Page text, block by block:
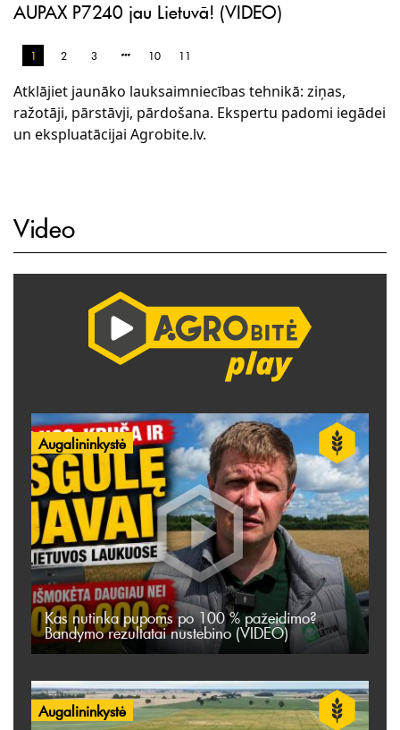
AUPAX P7240 jau Lietuvā! (VIDEO)
1 2 3 10 11
Atklājiet jaunāko lauksaimniecības tehnikā: ziņas,
ražotāji, pārstāvji, pārdošana. Ekspertu padomi iegādei
un ekspluatācijai Agrobite.lv.
Video
Augalininkystė
Kas nutinka pupoms po 100 % pažeidimo?
Bandymo rezultatai nustebino (VIDEO)
Augalininkystė